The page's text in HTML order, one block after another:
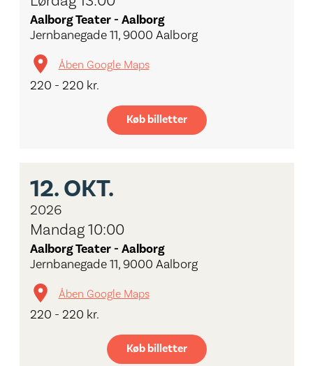
Aalborg Teater - Aalborg
Jernbanegade 11, 9000 Aalborg
Åben Google Maps
220 - 220 kr.
Køb billetter
12.OKT.
2026
Mandag 10:00
Aalborg Teater - Aalborg
Jernbanegade 11, 9000 Aalborg
Åben Google Maps
220 - 220 kr.
Køb billetter